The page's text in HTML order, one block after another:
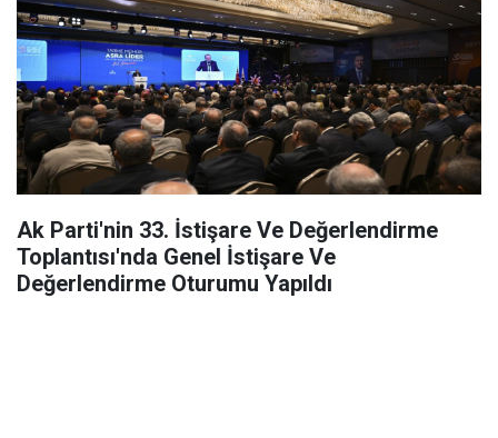
Ak Parti'nin 33. İstişare Ve Değerlendirme
Toplantısı'nda Genel İstişare Ve
Değerlendirme Oturumu Yapıldı